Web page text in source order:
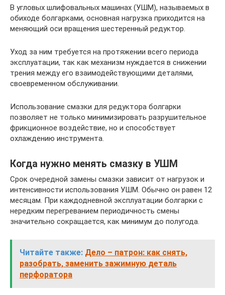
В угловых шлифовальных машинах (УШМ), называемых в
обиходе болгарками, основная нагрузка приходится на
меняющий оси вращения шестеренный редуктор.
Уход за ним требуется на протяжении всего периода
эксплуатации, так как механизм нуждается в снижении
трения между его взаимодействующими деталями,
своевременном обслуживании.
Использование смазки для редуктора болгарки
позволяет не только минимизировать разрушительное
фрикционное воздействие, но и способствует
охлаждению инструмента.
Когда нужно менять смазку в УШМ
Срок очередной замены смазки зависит от нагрузок и
интенсивности использования УШМ. Обычно он равен 12
месяцам. При каждодневной эксплуатации болгарки с
нередким перегреванием периодичность смены
значительно сокращается, как минимум до полугода.
Читайте также: Дело – патрон: как снять,
разобрать, заменить зажимную деталь
перфоратора